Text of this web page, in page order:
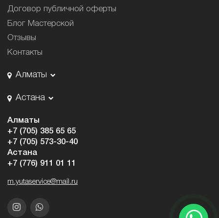
Договор публичной оферты
Блог Мастерской
Отзывы
Контакты
Алматы
Астана
Алматы
+7 (705) 385 65 65
+7 (705) 573-30-40
Астана
+7 (776) 911 01 11
m.yutaservice@mail.ru